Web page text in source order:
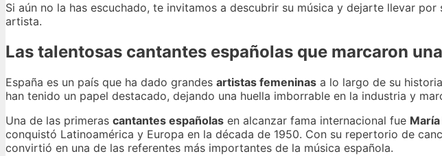
Si aún no la has escuchado, te invitamos a descubrir su música y dejarte llevar
artista.
Las talentosas cantantes españolas que marcaron
España es un país que ha dado grandes artistas femeninas a lo largo de su
han tenido un papel destacado, dejando una huella imborrable en la industria y
Una de las primeras cantantes españolas en alcanzar fama internacional fue
conquistó Latinoamérica y Europa en la década de 1950. Con su repertorio de
convirtió en una de las referentes más importantes de la música española.